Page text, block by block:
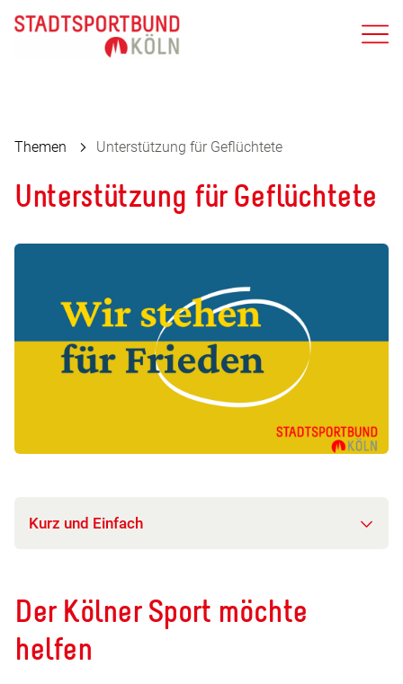
Themen Unterstützung für Geflüchtete
Unterstützung für Geflüchtete
Kurz und Einfach
Der Kölner Sport möchte
helfen